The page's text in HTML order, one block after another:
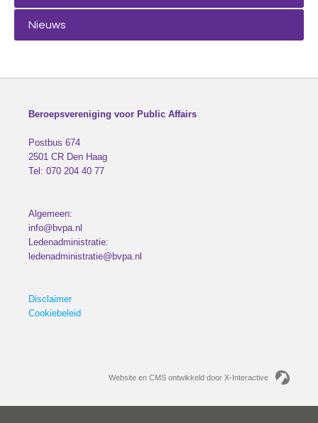
Nieuws
Beroepsvereniging voor Public Affairs
Postbus 674
2501 CR Den Haag
Tel: 070 204 40 77
Algemeen:
info@bvpa.nl
Ledenadministratie:
ledenadministratie@bvpa.nl
Disclaimer
Cookiebeleid
Website en CMS ontwikkeld door X-Interactive